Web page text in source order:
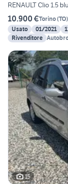
RENAULT Clio 1.5
10.900 €Torino(TO)
Usato
01/2021
Rivenditore
15